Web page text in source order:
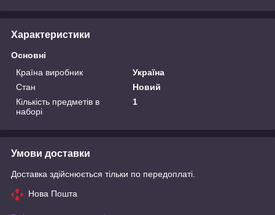
Характеристики
Основні
Країна виробник
Україна
Стан
Новий
Кількість предметів в
наборі
1
Умови доставки
Доставка здійснюється тільки по передоплаті.
Нова Пошта